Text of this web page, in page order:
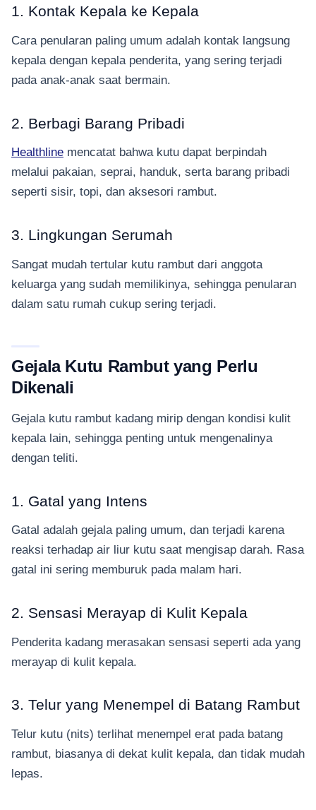
1. Kontak Kepala ke Kepala
Cara penularan paling umum adalah kontak langsung
kepala dengan kepala penderita, yang sering terjadi
pada anak-anak saat bermain.
2. Berbagi Barang Pribadi
Healthline mencatat bahwa kutu dapat berpindah
melalui pakaian, seprai, handuk, serta barang pribadi
seperti sisir, topi, dan aksesori rambut.
3. Lingkungan Serumah
Sangat mudah tertular kutu rambut dari anggota
keluarga yang sudah memilikinya, sehingga penularan
dalam satu rumah cukup sering terjadi.
Gejala Kutu Rambut yang Perlu
Dikenali
Gejala kutu rambut kadang mirip dengan kondisi kulit
kepala lain, sehingga penting untuk mengenalinya
dengan teliti.
1. Gatal yang Intens
Gatal adalah gejala paling umum, dan terjadi karena
reaksi terhadap air liur kutu saat mengisap darah. Rasa
gatal ini sering memburuk pada malam hari.
2. Sensasi Merayap di Kulit Kepala
Penderita kadang merasakan sensasi seperti ada yang
merayap di kulit kepala.
3. Telur yang Menempel di Batang Rambut
Telur kutu (nits) terlihat menempel erat pada batang
rambut, biasanya di dekat kulit kepala, dan tidak mudah
lepas.